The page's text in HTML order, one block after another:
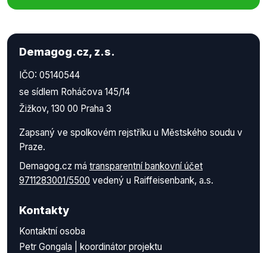
Demagog.cz, z.s.
IČO: 05140544
se sídlem Roháčova 145/14
Žižkov, 130 00 Praha 3
Zapsaný ve spolkovém rejstříku u Městského soudu v
Praze.
Demagog.cz má transparentní bankovní účet
9711283001/5500 vedený u Raiffeisenbank, a.s.
Kontakty
Kontaktní osoba
Petr Gongala | koordinátor projektu